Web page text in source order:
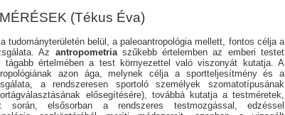
(Tékus Éva)
tudományterületén belül, a paleoantropológia mellett, fontos célja a
Az antropometriaszűkebb értelemben az emberi testet
tágabb értelmében a test környezettel való viszonyát kutatja. A
azon ága, melynek célja a sportteljesítmény és a
a rendszeresen sportoló személyek szomatotípusának
elősegítésére), továbbá kutatja a testméretek,
elsősorban a rendszeres testmozgással, edzéssel